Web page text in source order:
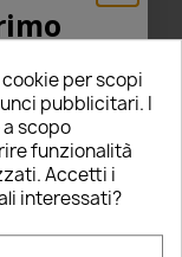
per scopi
pubblicitari. I
scopo
funzionalità
Accetti i
interessati?
ricevere il
ordine!